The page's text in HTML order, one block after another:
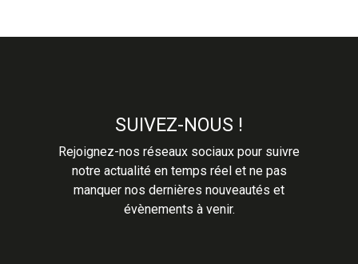
SUIVEZ-NOUS !
Rejoignez-nos réseaux sociaux pour suivre
notre actualité en temps réel et ne pas
manquer nos dernières nouveautés et
évènements à venir.